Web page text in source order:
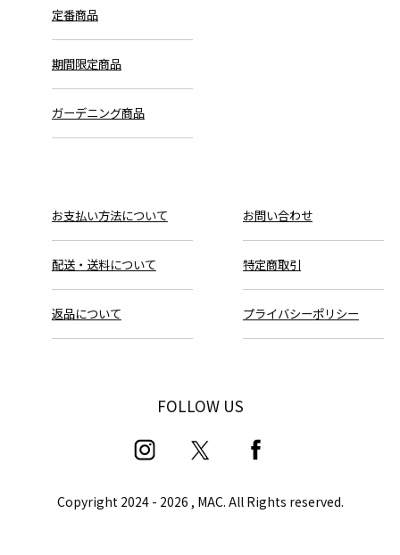
定番商品
期間限定商品
ガーデニング商品
お支払い方法について
配送・送料について
返品について
お問い合わせ
特定商取引
プライバシーポリシー
FOLLOW US
Copyright 2024 - 2026 , MAC. All Rights reserved.